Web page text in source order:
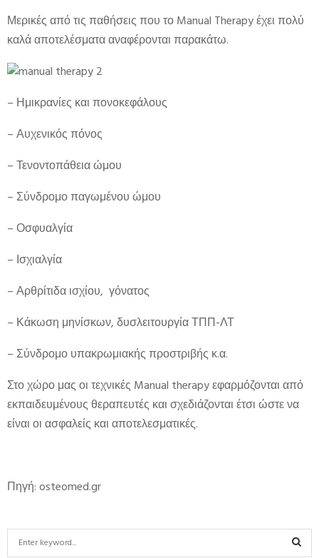
Μερικές από τις παθήσεις που το Manual Therapy έχει πολύ
καλά αποτελέσματα αναφέρονται παρακάτω.
– Ημικρανίες και πονοκεφάλους
– Αυχενικός πόνος
– Τενοντοπάθεια ώμου
– Σύνδρομο παγωμένου ώμου
– Οσφυαλγία
– Ισχιαλγία
– Αρθρίτιδα ισχίου, γόνατος
– Κάκωση μηνίσκων, δυσλειτουργία ΤΠΠ-ΛΤ
– Σύνδρομο υπακρωμιακής προστριβής κ.α.
Στο χώρο μας οι τεχνικές Manual therapy εφαρμόζονται από
εκπαιδευμένους θεραπευτές και σχεδιάζονται έτσι ώστε να
είναι οι ασφαλείς και αποτελεσματικές.
Πηγή: osteomed.gr